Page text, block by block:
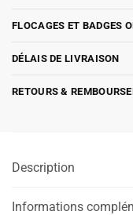
FLOCAGES ET BADGES
DÉLAIS DE LIVRAISON
RETOURS &
Description
Informations